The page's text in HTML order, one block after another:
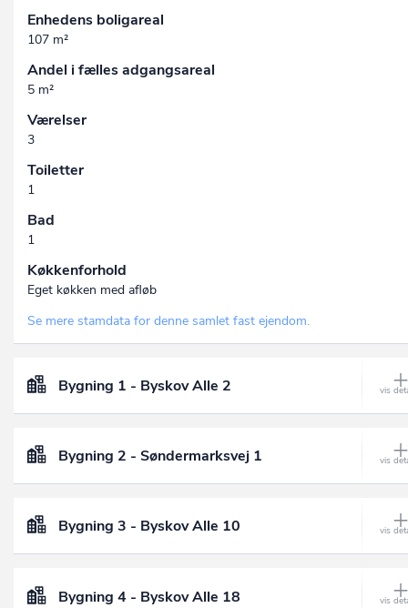
Enhedens boligareal
107 m²
Andel i fælles adgangsareal
5 m²
Værelser
3
Toiletter
1
Bad
1
Køkkenforhold
Eget køkken med afløb
Se mere stamdata for denne samlet fast ejendom.
Bygning 1 - Byskov Alle 2
Bygning 2 - Søndermarksvej 1
Bygning 3 - Byskov Alle 10
Bygning 4 - Byskov Alle 18